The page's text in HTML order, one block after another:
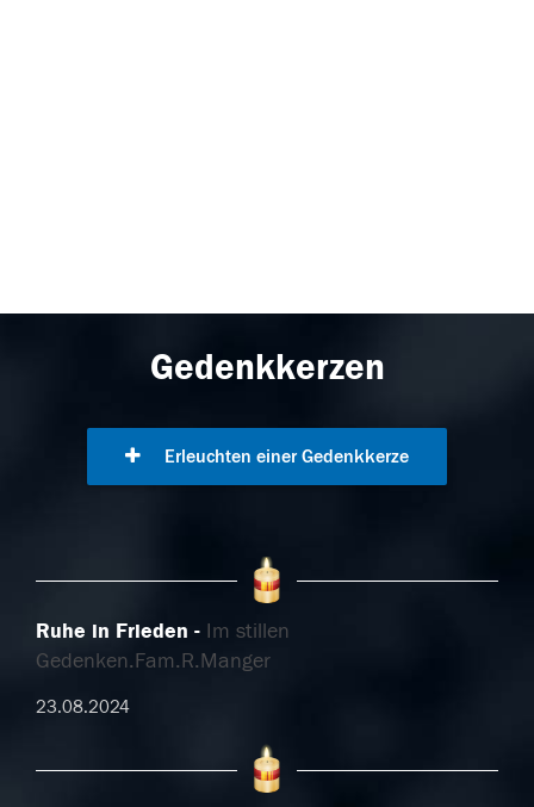
Gedenkkerzen
Erleuchten einer Gedenkkerze
Ruhe in Frieden
Im stillen
Gedenken.Fam.R.Manger
23.08.2024